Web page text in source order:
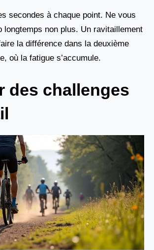
secondes à chaque point. Ne vous
longtemps non plus. Un ravitaillement
la différence dans la deuxième
où la fatigue s’accumule.
des challenges